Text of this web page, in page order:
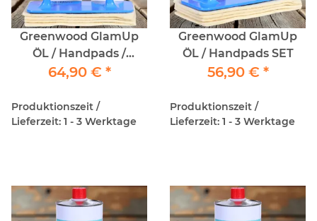
Greenwood GlamUp
ÖL / Handpads /
Parkettseife SET
64,90 € *
Produktionszeit /
Lieferzeit: 1 - 3 Werktage
Greenwood GlamUp
ÖL / Handpads SET
56,90 € *
Produktionszeit /
Lieferzeit: 1 - 3 Werktage